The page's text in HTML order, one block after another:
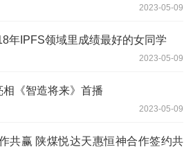
2023-05-09
年IPFS领域里成绩最好的女同学
2023-05-09
《智造将来》首播
2023-05-09
共赢 陕煤悦达天惠恒神合作签约共